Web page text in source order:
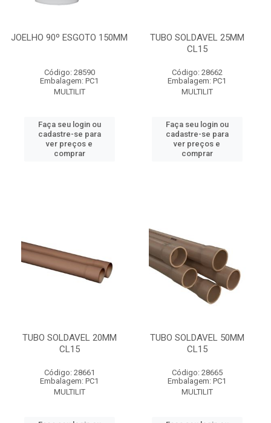
JOELHO 90º ESGOTO 150MM
Código: 28590
Embalagem: PC1
MULTILIT
Faça seu login ou
cadastre-se para
ver preços e
comprar
TUBO SOLDAVEL 25MM
CL15
Código: 28662
Embalagem: PC1
MULTILIT
Faça seu login ou
cadastre-se para
ver preços e
comprar
TUBO SOLDAVEL 20MM
CL15
Código: 28661
Embalagem: PC1
MULTILIT
TUBO SOLDAVEL 50MM
CL15
Código: 28665
Embalagem: PC1
MULTILIT